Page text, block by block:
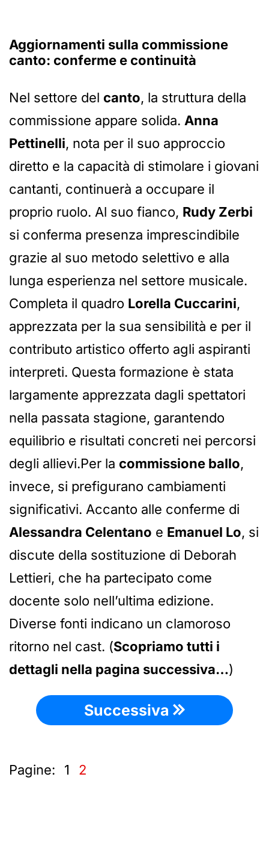
Aggiornamenti sulla commissione
canto: conferme e continuità
Nel settore del canto, la struttura della
commissione appare solida. Anna
Pettinelli, nota per il suo approccio
diretto e la capacità di stimolare i giovani
cantanti, continuerà a occupare il
proprio ruolo. Al suo fianco, Rudy Zerbi
si conferma presenza imprescindibile
grazie al suo metodo selettivo e alla
lunga esperienza nel settore musicale.
Completa il quadro Lorella Cuccarini,
apprezzata per la sua sensibilità e per il
contributo artistico offerto agli aspiranti
interpreti. Questa formazione è stata
largamente apprezzata dagli spettatori
nella passata stagione, garantendo
equilibrio e risultati concreti nei percorsi
degli allievi.Per la commissione ballo,
invece, si prefigurano cambiamenti
significativi. Accanto alle conferme di
Alessandra Celentano e Emanuel Lo, si
discute della sostituzione di Deborah
Lettieri, che ha partecipato come
docente solo nell’ultima edizione.
Diverse fonti indicano un clamoroso
ritorno nel cast. (Scopriamo tutti i
dettagli nella pagina successiva…)
Successiva
Pagine: 1 2